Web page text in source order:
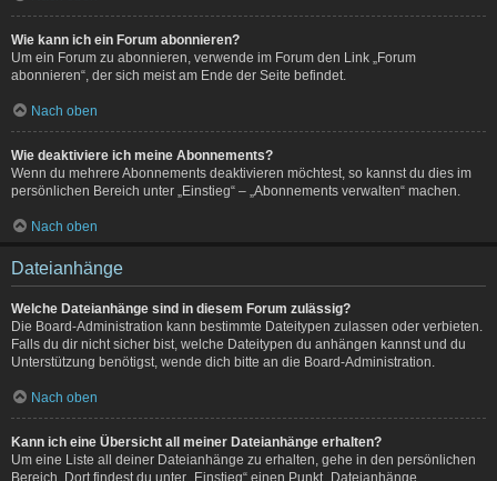
Wie kann ich ein Forum abonnieren?
Um ein Forum zu abonnieren, verwende im Forum den Link „Forum
abonnieren“, der sich meist am Ende der Seite befindet.
Nach oben
Wie deaktiviere ich meine Abonnements?
Wenn du mehrere Abonnements deaktivieren möchtest, so kannst du dies im
persönlichen Bereich unter „Einstieg“ – „Abonnements verwalten“ machen.
Nach oben
Dateianhänge
Welche Dateianhänge sind in diesem Forum zulässig?
Die Board-Administration kann bestimmte Dateitypen zulassen oder verbieten.
Falls du dir nicht sicher bist, welche Dateitypen du anhängen kannst und du
Unterstützung benötigst, wende dich bitte an die Board-Administration.
Nach oben
Kann ich eine Übersicht all meiner Dateianhänge erhalten?
Um eine Liste all deiner Dateianhänge zu erhalten, gehe in den persönlichen
Bereich. Dort findest du unter „Einstieg“ einen Punkt „Dateianhänge